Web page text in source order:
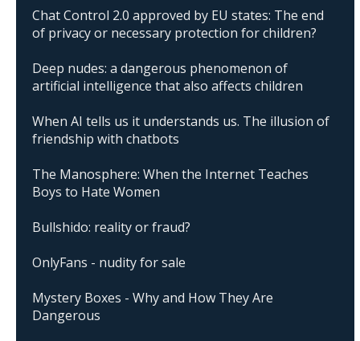
Chat Control 2.0 approved by EU states: The end
of privacy or necessary protection for children?
Deep nudes: a dangerous phenomenon of
artificial intelligence that also affects children
When AI tells us it understands us. The illusion of
friendship with chatbots
The Manosphere: When the Internet Teaches
Boys to Hate Women
Bullshido: reality or fraud?
OnlyFans - nudity for sale
Mystery Boxes - Why and How They Are
Dangerous